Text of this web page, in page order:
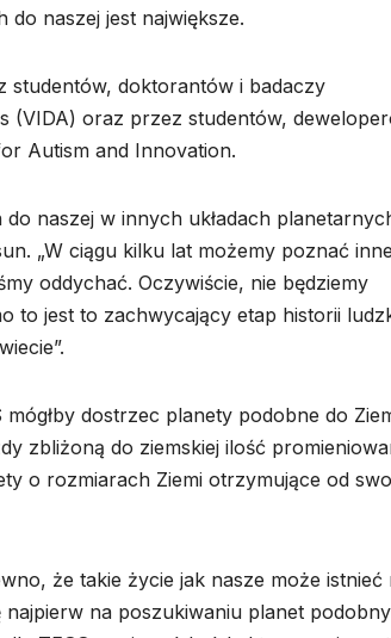
naszej jest największe.
studentów, doktorantów i badaczy
(VIDA) oraz przez studentów,
Autism and Innovation.
naszej w innych układach
„W ciągu kilku lat możemy poznać
oddychać. Oczywiście, nie będziemy
to jest to zachwycający etap historii
dostrzec planety podobne do
zbliżoną do ziemskiej ilość
o rozmiarach Ziemi otrzymujące od
że takie życie jak nasze może istnieć
najpierw na poszukiwaniu planet